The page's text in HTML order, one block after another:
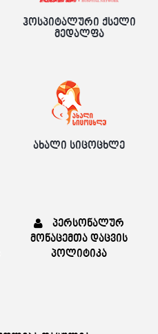
ჰოსპიტალური ქსელი
მედალფა
ახალი სიცოცხლე
პერსონალურ
მონაცემთა დაცვის
პოლიტიკა